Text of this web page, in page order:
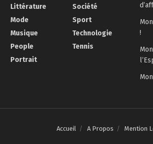
Littérature
Mode
Musique
People
Portrait
Société
Sport
Technologie
Tennis
!
Accueil A Propos Mention